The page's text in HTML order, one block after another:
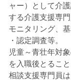
ャー）として介
する介護支援専
モニタリング、
・認定調査等。
児童～青壮年対
を入職後とるこ
相談支援専門員